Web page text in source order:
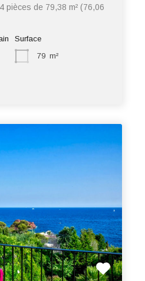
pièces de 79,38 m² (76,06
Surface
79 m²